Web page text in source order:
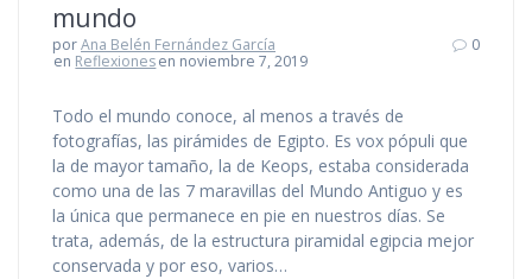
mundo
porAna Belén Fernández García
en Reflexionesen noviembre 7, 2019
0
Todo el mundo conoce, al menos a través de
fotografías, las pirámides de Egipto. Es vox pópuli que
la de mayor tamaño, la de Keops, estaba considerada
como una de las 7 maravillas del Mundo Antiguo y es
la única que permanece en pie en nuestros días. Se
trata, además, de la estructura piramidal egipcia mejor
conservada y por eso, varios…